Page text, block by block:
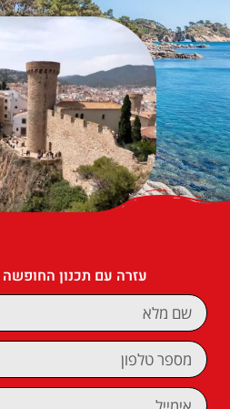
עזרה עם תכנון